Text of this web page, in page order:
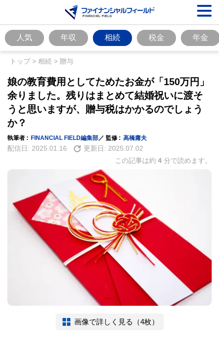
人気 年収 相続 税金 年金
トップ> 相続 > 贈与
娘の教育費用としてためたお金が「150万円」
余りました。残りはまとめて結婚祝いに渡そ
うと思いますが、贈与税はかかるのでしょう
か？
執筆者 : FINANCIAL FIELD編集部 ／ 監修 : 高橋庸夫
配信日: 2025.01.16 更新日: 2025.07.02
この記事は約 4 分で読めます。
画像で詳しく見る（4枚）